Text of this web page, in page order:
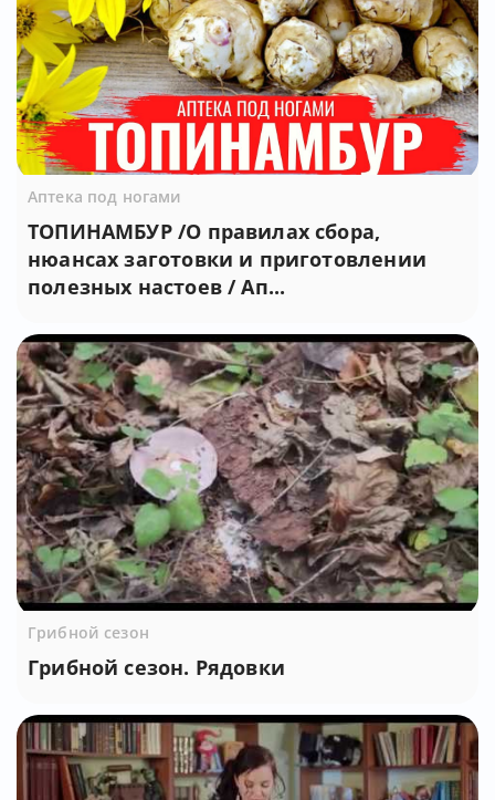
Аптека под ногами
ТОПИНАМБУР /О правилах сбора,
нюансах заготовки и приготовлении
полезных настоев / Ап...
Грибной сезон
Грибной сезон. Рядовки